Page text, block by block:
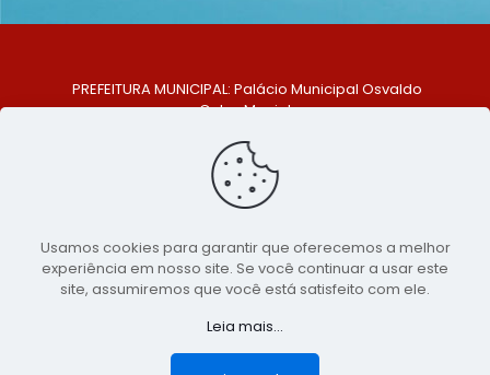
PREFEITURA MUNICIPAL: Palácio Municipal Osvaldo
Celso Maciel
Centro, São Bento do Una - PE. CEP: 553370-128
TELEFONE: (81) 99548-1569
E-MAIL: ouvidoria@saobentodouna.pe.gov.br
Copyright 2021-2026 - Assessoria de Comunicação da
Prefeitura de São Bento do Una - PE
Página desenvolvida pela agência de
publicidadeLumusWeb - Agência Digital
Usamos cookies para garantir que oferecemos a melhor
experiência em nosso site. Se você continuar a usar este
site, assumiremos que você está satisfeito com ele.
Leia mais...